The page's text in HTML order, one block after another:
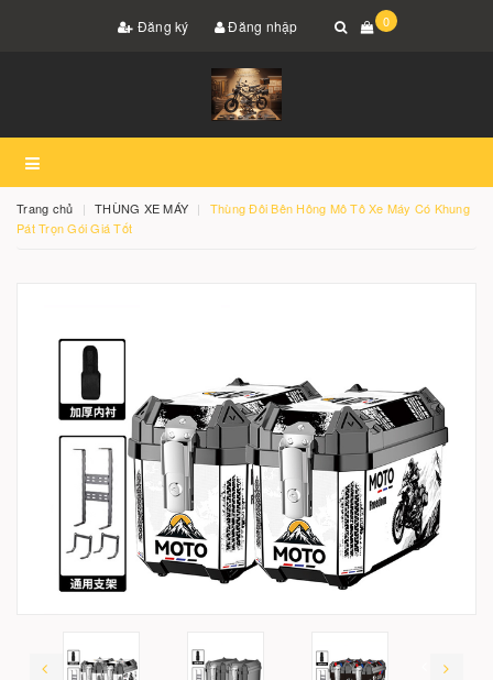
Đăng ký Đăng nhập 0
Trang chủ THÙNG XE MÁY
Thùng Đôi Bên Hông Mô Tô Xe Máy Có Khung
Pát Trọn Gói Giá Tốt